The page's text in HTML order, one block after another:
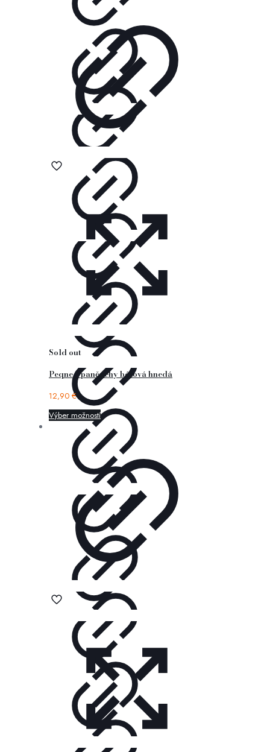
Sold out
Peqne – pančuchy béžová hnedá
12,90 €
Výber možností